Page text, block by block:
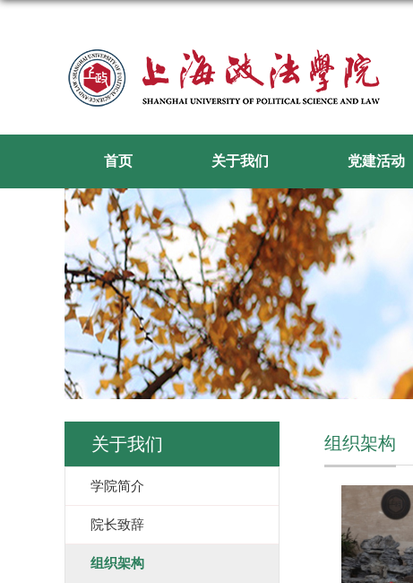
首页 关于我们 党建活动
关于我们
学院简介
院长致辞
组织架构
组织架构